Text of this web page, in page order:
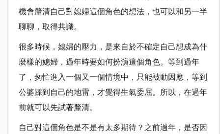
機會釐清自己對媳婦這個角色的想法，也可以和另一半
聊聊，取得共識。
很多時候，媳婦的壓力，是來自於不確定自己想成為什
麼樣的媳婦，過年時要如何扮演這個角色。等到過年
了，匆忙進入一個又一個情境中，只能被動因應，等到
公婆踩到自己的地雷，才覺得生氣委屈。所以，在過年
前就可以先試著釐清。
自己對這個角色是不是有太多期待？之前過年，是否因